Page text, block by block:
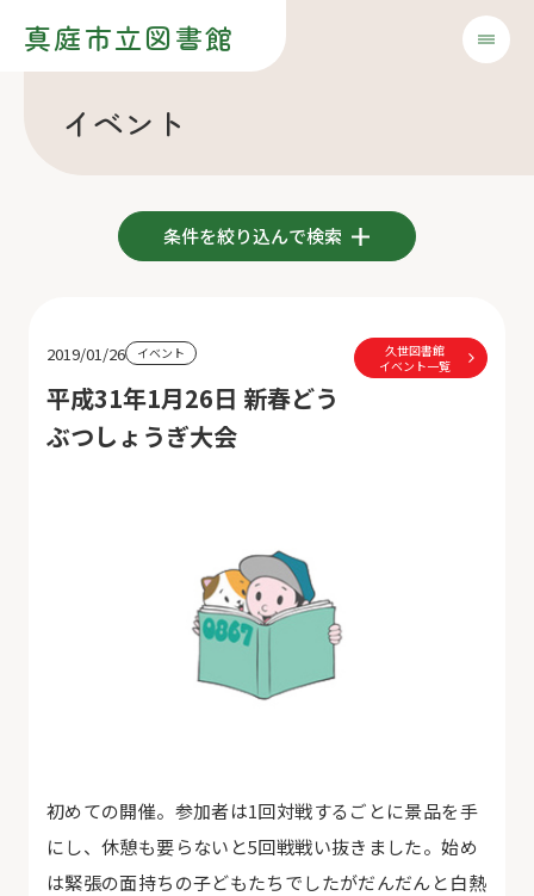
真庭市立図書館
イベント
条件を絞り込んで検索
2019/01/26 イベント
平成31年1月26日 新春どう
ぶつしょうぎ大会
久世図書館
イベント一覧
初めての開催。参加者は1回対戦するごとに景品を手
にし、休憩も要らないと5回戦戦い抜きました。始め
は緊張の面持ちの子どもたちでしたがだんだんと白熱